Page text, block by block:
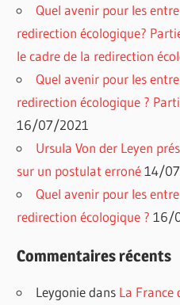
Quel avenir pour les
redirection écologique?
le cadre de la redirection
Quel avenir pour les
redirection écologique ?
16/07/2021
Ursula Von der Leyen
sur un postulat erroné 14/
Quel avenir pour les
redirection écologique ? 16/
Commentaires récents
Leygoniedans La